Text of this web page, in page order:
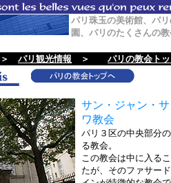
パリ珠玉の美術館、パ
園、パリのたくさんの
＞ パリ観光情報 ＞ パリの教会ト
サン・ジャン・
ワ教会
パリ３区の中央部分
る教会。
この教会は中に入る
たが、そのファサー